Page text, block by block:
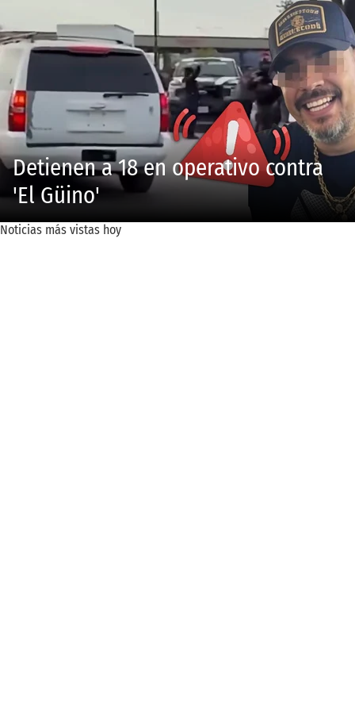
Detienen a 18 en operativo contra
'El Güino'
Noticias más vistas hoy